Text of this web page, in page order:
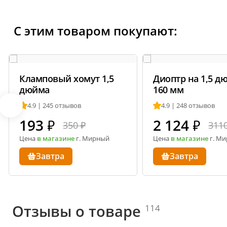
С этим товаром покупают:
Кламповый хомут 1,5
дюйма
4.9 | 245 отзывов
193 ₽ 350 ₽
Цена в магазине г. Мирный
Завтра
Диоптр на 1,5
160 мм
4.9 | 248 отзывов
2 124 ₽
Цена в магазине г.
Завтра
Отзывы о товаре 114